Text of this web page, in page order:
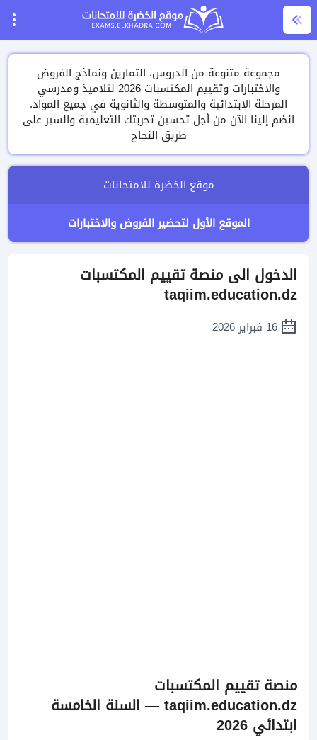
مجموعة متنوعة من الدروس، التمارين ونماذج الفروض
والاختبارات وتقييم المكتسبات 2026 لتلاميذ ومدرسي
المرحلة الابتدائية والمتوسطة والثانوية في جميع المواد.
انضم إلينا الآن من أجل تحسين تجربتك التعليمية والسير على
طريق النجاح
موقع الخضرة للامتحانات
الموقع الأول لتحضير الفروض والاختبارات
الدخول الى منصة تقييم المكتسبات
taqiim.education.dz
16 فبراير 2026
منصة تقييم المكتسبات
taqiim.education.dz — السنة الخامسة
ابتدائي 2026